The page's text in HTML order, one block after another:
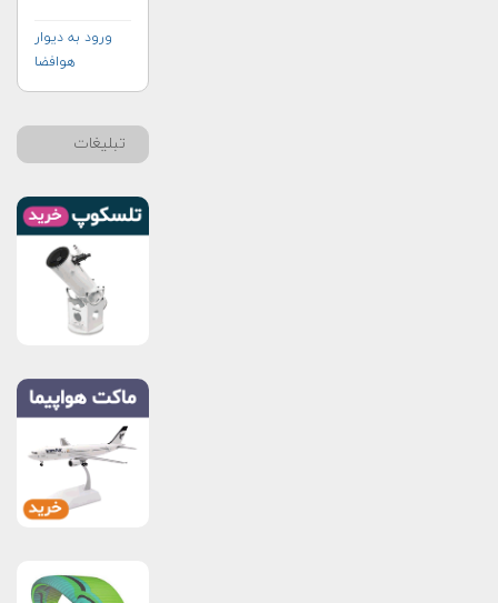
ورود به دیوار
هوافضا
تبلیغات